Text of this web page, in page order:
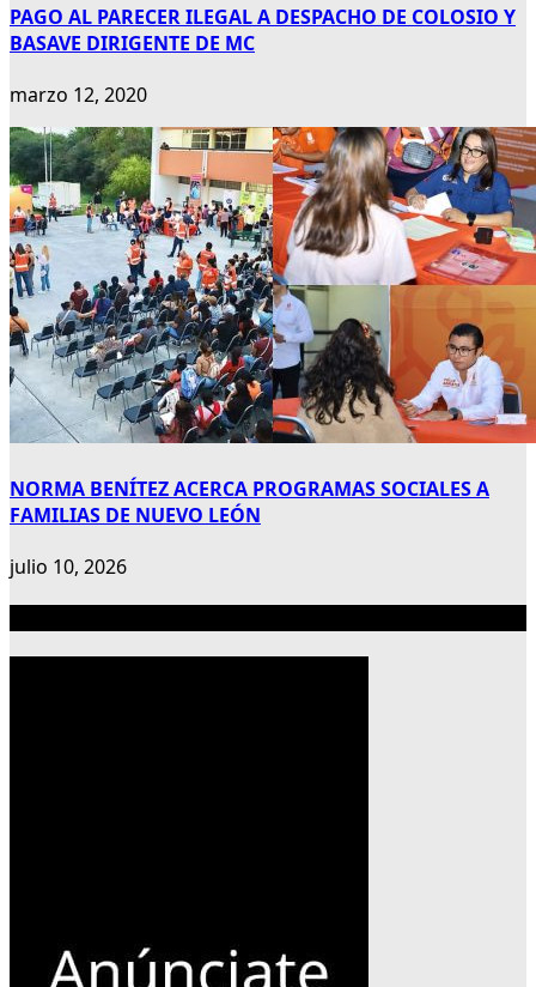
PAGO AL PARECER ILEGAL A DESPACHO DE COLOSIO Y
BASAVE DIRIGENTE DE MC
marzo 12, 2020
NORMA BENÍTEZ ACERCA PROGRAMAS SOCIALES A
FAMILIAS DE NUEVO LEÓN
julio 10, 2026